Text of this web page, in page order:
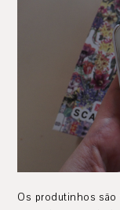
Os produtinhos